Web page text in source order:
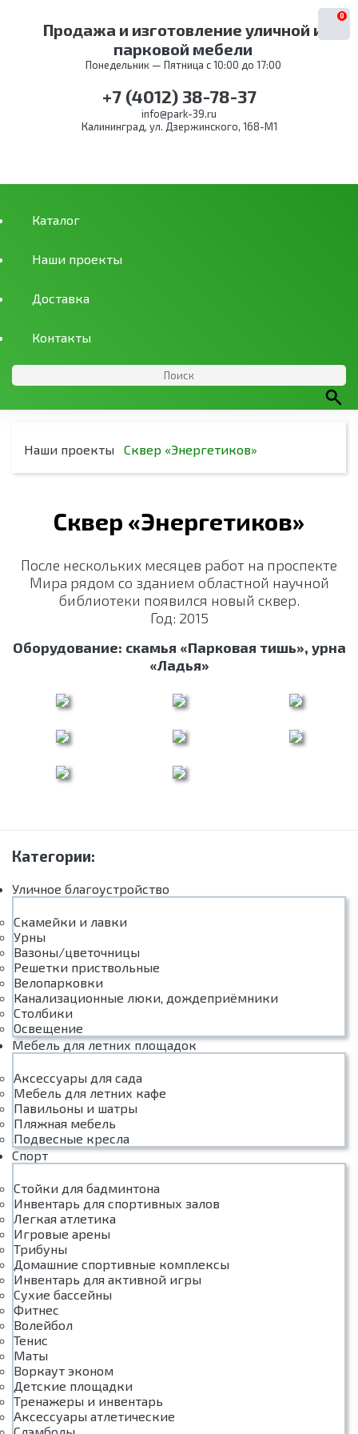
Продажа и изготовление уличной и
парковой мебели
Понедельник — Пятница с 10:00 до 17:00
0
+7 (4012) 38-78-37
info@park-39.ru
Калининград, ул. Дзержинского, 168-М1
Каталог
Наши проекты
Доставка
Контакты
Наши проекты Сквер «Энергетиков»
Сквер «Энергетиков»
После нескольких месяцев работ на проспекте
Мира рядом со зданием областной научной
библиотеки появился новый сквер.
Год: 2015
Оборудование: скамья «Парковая тишь», урна
«Ладья»
Категории:
Уличное благоустройство
Скамейки и лавки
Урны
Вазоны/цветочницы
Решетки приствольные
Велопарковки
Канализационные люки, дождеприёмники
Столбики
Освещение
Мебель для летних площадок
Аксессуары для сада
Мебель для летних кафе
Павильоны и шатры
Пляжная мебель
Подвесные кресла
Спорт
Стойки для бадминтона
Инвентарь для спортивных залов
Легкая атлетика
Игровые арены
Трибуны
Домашние спортивные комплексы
Инвентарь для активной игры
Сухие бассейны
Фитнес
Волейбол
Тенис
Маты
Воркаут эконом
Детские площадки
Тренажеры и инвентарь
Аксессуары атлетические